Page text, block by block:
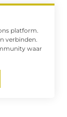
platform.
verbinden.
waar